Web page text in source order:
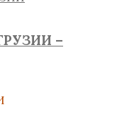
–